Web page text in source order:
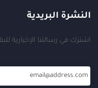
النشرة البريدية
اشترك في رسالتنا الإخبارية